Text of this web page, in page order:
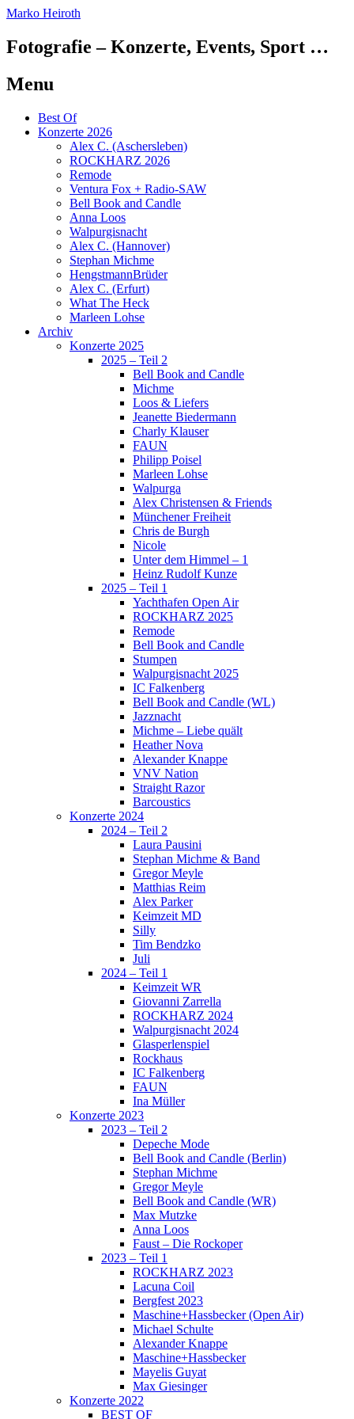
Marko Heiroth
Fotografie – Konzerte, Events, Sport …
Menu
Skip
Best Of
Konzerte 2026
Alex C. (Aschersleben)
ROCKHARZ 2026
Remode
Ventura Fox + Radio-SAW
Bell Book and Candle
Anna Loos
Walpurgisnacht
Alex C. (Hannover)
Stephan Michme
HengstmannBrüder
Alex C. (Erfurt)
What The Heck
Marleen Lohse
Archiv
Konzerte 2025
2025 – Teil 2
Bell Book and Candle
Michme
Loos & Liefers
Jeanette Biedermann
Charly Klauser
FAUN
Philipp Poisel
Marleen Lohse
Walpurga
Alex Christensen & Friends
Münchener Freiheit
Chris de Burgh
Nicole
Unter dem Himmel – 1
Heinz Rudolf Kunze
2025 – Teil 1
Yachthafen Open Air
ROCKHARZ 2025
Remode
Bell Book and Candle
Stumpen
Walpurgisnacht 2025
IC Falkenberg
Bell Book and Candle (WL)
Jazznacht
Michme – Liebe quält
Heather Nova
Alexander Knappe
VNV Nation
Straight Razor
Barcoustics
Konzerte 2024
2024 – Teil 2
Laura Pausini
Stephan Michme & Band
Gregor Meyle
Matthias Reim
Alex Parker
Keimzeit MD
Silly
Tim Bendzko
Juli
2024 – Teil 1
Keimzeit WR
Giovanni Zarrella
ROCKHARZ 2024
Walpurgisnacht 2024
Glasperlenspiel
Rockhaus
IC Falkenberg
FAUN
Ina Müller
Konzerte 2023
2023 – Teil 2
Depeche Mode
Bell Book and Candle (Berlin)
Stephan Michme
Gregor Meyle
Bell Book and Candle (WR)
Max Mutzke
Anna Loos
Faust – Die Rockoper
2023 – Teil 1
ROCKHARZ 2023
Lacuna Coil
Bergfest 2023
Maschine+Hassbecker (Open Air)
Michael Schulte
Alexander Knappe
Maschine+Hassbecker
Mayelis Guyat
Max Giesinger
Konzerte 2022
BEST OF